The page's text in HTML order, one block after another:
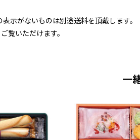
示がないものは別途送料を頂戴します。
覧いただけます。
一